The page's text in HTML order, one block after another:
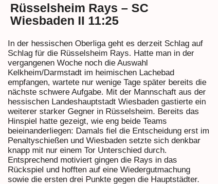
Rüsselsheim Rays – SC
Wiesbaden II 11:25
In der hessischen Oberliga geht es derzeit Schlag auf
Schlag für die Rüsselsheim Rays. Hatte man in der
vergangenen Woche noch die Auswahl
Kelkheim/Darmstadt im heimischen Lachebad
empfangen, wartete nur wenige Tage später bereits die
nächste schwere Aufgabe. Mit der Mannschaft aus der
hessischen Landeshauptstadt Wiesbaden gastierte ein
weiterer starker Gegner in Rüsselsheim. Bereits das
Hinspiel hatte gezeigt, wie eng beide Teams
beieinanderliegen: Damals fiel die Entscheidung erst im
Penaltyschießen und Wiesbaden setzte sich denkbar
knapp mit nur einem Tor Unterschied durch.
Entsprechend motiviert gingen die Rays in das
Rückspiel und hofften auf eine Wiedergutmachung
sowie die ersten drei Punkte gegen die Hauptstädter.